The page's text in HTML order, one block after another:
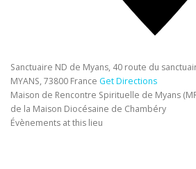
Sanctuaire ND de Myans, 40 route du
MYANS, 73800 France Get Directions
Maison de Rencontre Spirituelle de Myans
de la Maison Diocésaine de Chambéry
Évènements at this lieu